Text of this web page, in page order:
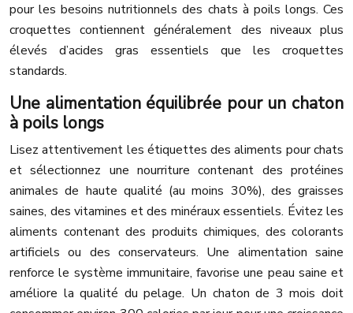
pour les besoins nutritionnels des chats à poils longs. Ces
croquettes contiennent généralement des niveaux plus
élevés d’acides gras essentiels que les croquettes
standards.
Une alimentation équilibrée pour un chaton
à poils longs
Lisez attentivement les étiquettes des aliments pour chats
et sélectionnez une nourriture contenant des protéines
animales de haute qualité (au moins 30%), des graisses
saines, des vitamines et des minéraux essentiels. Évitez les
aliments contenant des produits chimiques, des colorants
artificiels ou des conservateurs. Une alimentation saine
renforce le système immunitaire, favorise une peau saine et
améliore la qualité du pelage. Un chaton de 3 mois doit